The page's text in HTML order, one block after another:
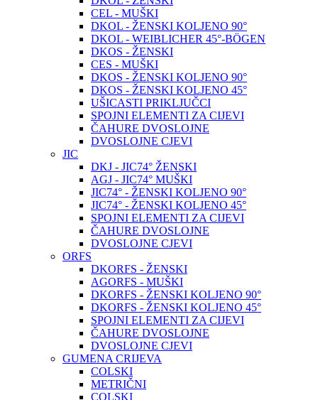
CEL - MUŠKI
DKOL - ŽENSKI KOLJENO 90°
DKOL - WEIBLICHER 45°-BÖGEN
DKOS - ŽENSKI
CES - MUŠKI
DKOS - ŽENSKI KOLJENO 90°
DKOS - ŽENSKI KOLJENO 45°
UŠICASTI PRIKLJUČCI
SPOJNI ELEMENTI ZA CIJEVI
ČAHURE DVOSLOJNE
DVOSLOJNE CJEVI
JIC
DKJ - JIC74° ŽENSKI
AGJ - JIC74° MUŠKI
JIC74° - ŽENSKI KOLJENO 90°
JIC74° - ŽENSKI KOLJENO 45°
SPOJNI ELEMENTI ZA CIJEVI
ČAHURE DVOSLOJNE
DVOSLOJNE CJEVI
ORFS
DKORFS - ŽENSKI
AGORFS - MUŠKI
DKORFS - ŽENSKI KOLJENO 90°
DKORFS - ŽENSKI KOLJENO 45°
SPOJNI ELEMENTI ZA CIJEVI
ČAHURE DVOSLOJNE
DVOSLOJNE CJEVI
GUMENA CRIJEVA
COLSKI
METRIČNI
COLSKI